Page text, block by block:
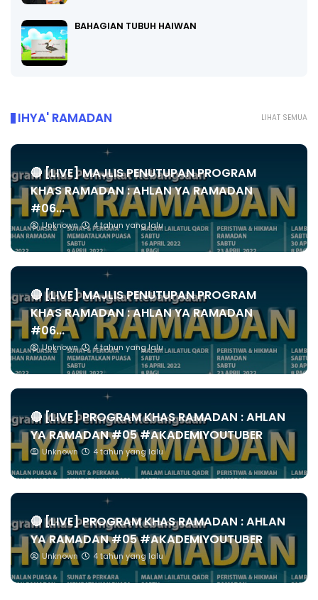
BAHAGIAN TUBUH HAIWAN
LIHAT SEMUA
IHYA' RAMADAN
🔴 [LIVE] MAJLIS PENUTUPAN PROGRAM
KHAS RAMADAN : AHLAN YA RAMADAN
#06...
Unknown 4 tahun yang lalu
🔴 [LIVE] MAJLIS PENUTUPAN PROGRAM
KHAS RAMADAN : AHLAN YA RAMADAN
#06...
Unknown 4 tahun yang lalu
🔴 [LIVE] PROGRAM KHAS RAMADAN : AHLAN
YA RAMADAN #05 #AKADEMIYOUTUBER
Unknown 4 tahun yang lalu
🔴 [LIVE] PROGRAM KHAS RAMADAN : AHLAN
YA RAMADAN #05 #AKADEMIYOUTUBER
Unknown 4 tahun yang lalu